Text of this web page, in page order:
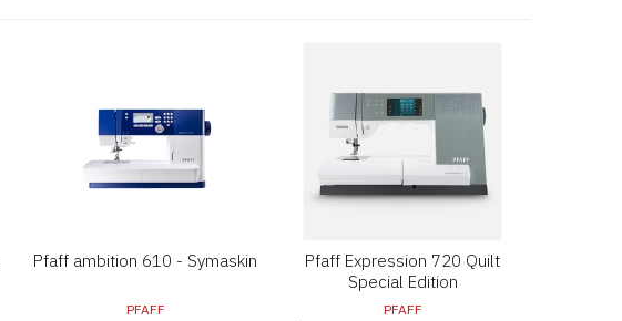
Pfaff ambition 610 - Symaskin
PFAFF
Pfaff Expression 720 Quilt
Special Edition
PFAFF